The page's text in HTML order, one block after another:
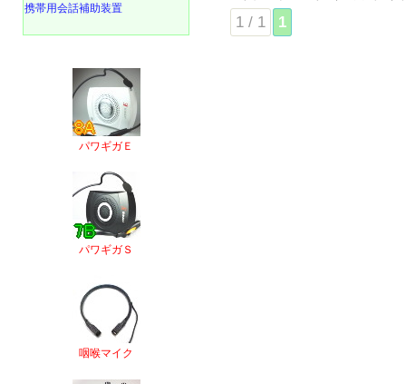
1 / 1 1
携帯用会話補助装置
パワギガＥ
パワギガＳ
咽喉マイク